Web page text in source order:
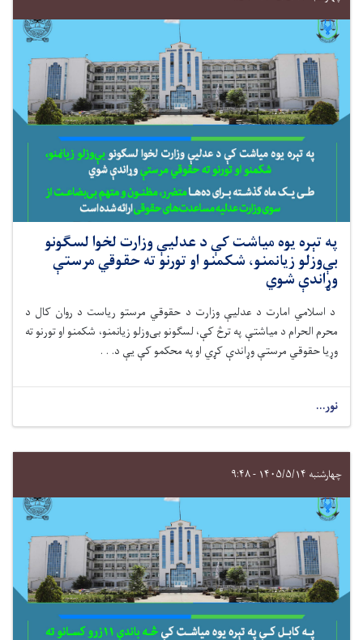
په تېره یوه میاشت کې د عدلیې وزارت لخوا لسګونو
بې‌وزلو زیانمنو، شکمنو او تورنو ته حقوقي مرستې
وړاندې شوي
د اسلامي امارت د عدلیې وزارت د حقوقي مرستو رياست د روان کال د
محرم الحرام د میاشتې په ترڅ کې، لسګونو بی‌وزلو زیانمنو، شکمنو او تورنو ته
وړیا حقوقي مرستې وړاندې کړي او په محکمو کې يې د. . .
نور...
چهارشنبه ۱۴۰۵/۵/۱۴ - ۹:۴۸